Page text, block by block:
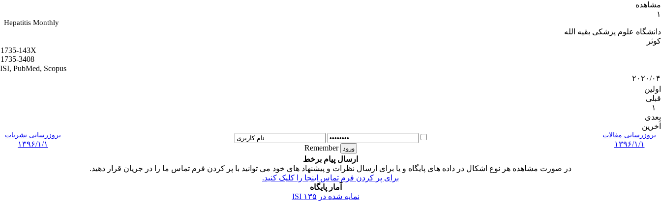
مشاهده
۱
Hepatitis Monthly
دانشگاه علوم پزشکی بقیه الله
کوثر
1735-143X
1735-3408
ISI, PubMed, Scopus
۲۰۲۰/۰۴
اولین
قبلی
۱
بعدی
آخرین
بروزرسانی نشریات
۱۳۹۶/۱/۱
بروزرسانی مقالات
۱۳۹۶/۱/۱
Remember
ارسال پیام برخط
در صورت مشاهده هر نوع اشکال در داده های پایگاه و یا برای ارسال نظرات و پیشنهاد های خود می توانید با پر کردن فرم تماس ما را در جریان قرار دهید.
برای پر کردن فرم تماس اینجا را کلیک کنید.
آمار پایگاه
نمایه شده در ISI ۱۳۵